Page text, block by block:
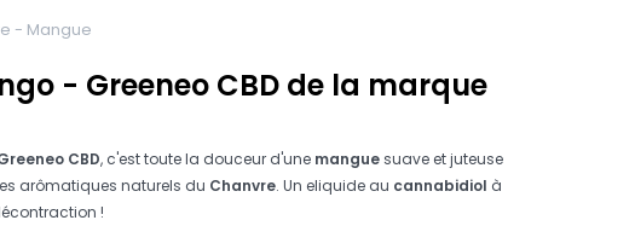
- Mangue
- Greeneo CBD de la marque
CBD, c'est toute la douceur d'une manguesuave et juteuse
arômatiques naturels du Chanvre. Un eliquide au cannabidiol à
!